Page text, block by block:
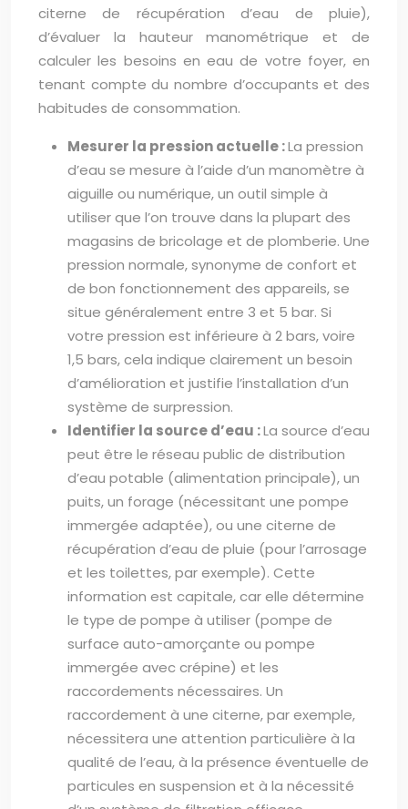
citerne de récupération d’eau de pluie),
d’évaluer la hauteur manométrique et de
calculer les besoins en eau de votre foyer, en
tenant compte du nombre d’occupants et des
habitudes de consommation.
Mesurer la pression actuelle :La pression
d’eau se mesure à l’aide d’un manomètre à
aiguille ou numérique, un outil simple à
utiliser que l’on trouve dans la plupart des
magasins de bricolage et de plomberie. Une
pression normale, synonyme de confort et
de bon fonctionnement des appareils, se
situe généralement entre 3 et 5 bar. Si
votre pression est inférieure à 2 bars, voire
1,5 bars, cela indique clairement un besoin
d’amélioration et justifie l’installation d’un
système de surpression.
Identifier la source d’eau :La source d’eau
peut être le réseau public de distribution
d’eau potable (alimentation principale), un
puits, un forage (nécessitant une pompe
immergée adaptée), ou une citerne de
récupération d’eau de pluie (pour l’arrosage
et les toilettes, par exemple). Cette
information est capitale, car elle détermine
le type de pompe à utiliser (pompe de
surface auto-amorçante ou pompe
immergée avec crépine) et les
raccordements nécessaires. Un
raccordement à une citerne, par exemple,
nécessitera une attention particulière à la
qualité de l’eau, à la présence éventuelle de
particules en suspension et à la nécessité